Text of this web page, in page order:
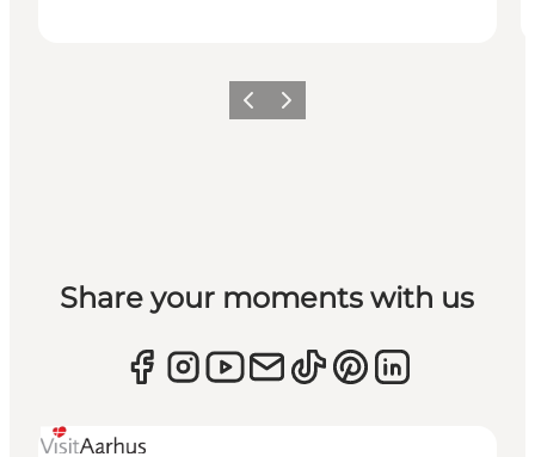
ZurückWeiter
Share your moments with us